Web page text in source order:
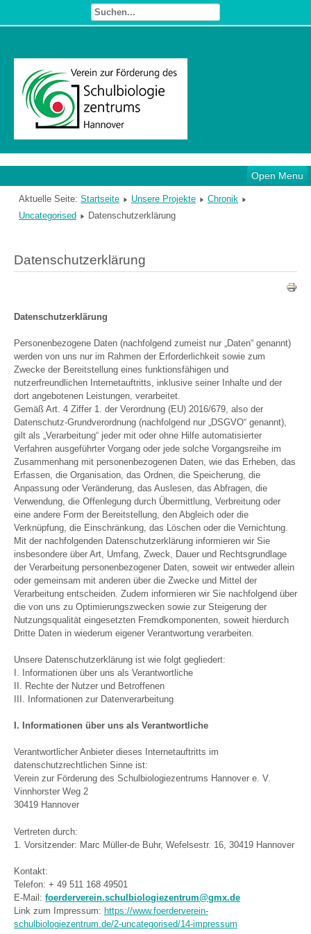
Open Menu
Aktuelle Seite: Startseite Unsere Projekte
Chronik
Uncategorised
Datenschutzerklärung
Datenschutzerklärung
Datenschutzerklärung
Personenbezogene Daten (nachfolgend zumeist nur „Daten“ genannt)
werden von uns nur im Rahmen der Erforderlichkeit sowie zum
Zwecke der Bereitstellung eines funktionsfähigen und
nutzerfreundlichen Internetauftritts, inklusive seiner Inhalte und der
dort angebotenen Leistungen, verarbeitet.
Gemäß Art. 4 Ziffer 1. der Verordnung (EU) 2016/679, also der
Datenschutz-Grundverordnung (nachfolgend nur „DSGVO“ genannt),
gilt als „Verarbeitung“ jeder mit oder ohne Hilfe automatisierter
Verfahren ausgeführter Vorgang oder jede solche Vorgangsreihe im
Zusammenhang mit personenbezogenen Daten, wie das Erheben, das
Erfassen, die Organisation, das Ordnen, die Speicherung, die
Anpassung oder Veränderung, das Auslesen, das Abfragen, die
Verwendung, die Offenlegung durch Übermittlung, Verbreitung oder
eine andere Form der Bereitstellung, den Abgleich oder die
Verknüpfung, die Einschränkung, das Löschen oder die Vernichtung.
Mit der nachfolgenden Datenschutzerklärung informieren wir Sie
insbesondere über Art, Umfang, Zweck, Dauer und Rechtsgrundlage
der Verarbeitung personenbezogener Daten, soweit wir entweder allein
oder gemeinsam mit anderen über die Zwecke und Mittel der
Verarbeitung entscheiden. Zudem informieren wir Sie nachfolgend über
die von uns zu Optimierungszwecken sowie zur Steigerung der
Nutzungsqualität eingesetzten Fremdkomponenten, soweit hierdurch
Dritte Daten in wiederum eigener Verantwortung verarbeiten.
Unsere Datenschutzerklärung ist wie folgt gegliedert:
I. Informationen über uns als Verantwortliche
II. Rechte der Nutzer und Betroffenen
III. Informationen zur Datenverarbeitung
I. Informationen über uns als Verantwortliche
Verantwortlicher Anbieter dieses Internetauftritts im
datenschutzrechtlichen Sinne ist:
Verein zur Förderung des Schulbiologiezentrums Hannover e. V.
Vinnhorster Weg 2
30419 Hannover
Vertreten durch:
1. Vorsitzender: Marc Müller-de Buhr, Wefelsestr. 16, 30419 Hannover
Kontakt:
Telefon: + 49 511 168 49501
E-Mail: foerderverein.schulbiologiezentrum@gmx.de
Link zum Impressum: https://www.foerderverein-
schulbiologiezentrum.de/2-uncategorised/14-impressum